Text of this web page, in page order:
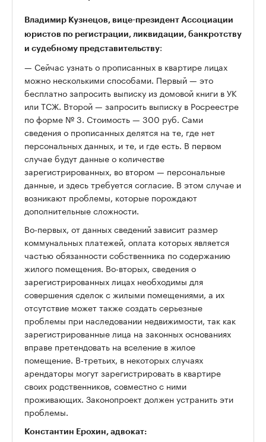
Владимир Кузнецов, вице-президент Ассоциации
юристов по регистрации, ликвидации, банкротству
и судебному представительству:
— Сейчас узнать о прописанных в квартире лицах
можно несколькими способами. Первый — это
бесплатно запросить выписку из домовой книги в УК
или ТСЖ. Второй — запросить выписку в Росреестре
по форме № 3. Стоимость — 300 руб. Сами
сведения о прописанных делятся на те, где нет
персональных данных, и те, и где есть. В первом
случае будут данные о количестве
зарегистрированных, во втором — персональные
данные, и здесь требуется согласие. В этом случае и
возникают проблемы, которые порождают
дополнительные сложности.
Во-первых, от данных сведений зависит размер
коммунальных платежей, оплата которых является
частью обязанности собственника по содержанию
жилого помещения. Во-вторых, сведения о
зарегистрированных лицах необходимы для
совершения сделок с жилыми помещениями, а их
отсутствие может также создать серьезные
проблемы при наследовании недвижимости, так как
зарегистрированные лица на законных основаниях
вправе претендовать на вселение в жилое
помещение. В-третьих, в некоторых случаях
арендаторы могут зарегистрировать в квартире
своих родственников, совместно с ними
проживающих. Законопроект должен устранить эти
проблемы.
Константин Ерохин, адвокат: